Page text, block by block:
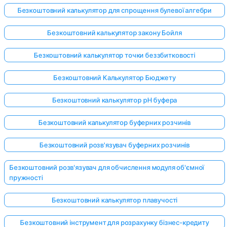
Безкоштовний калькулятор для спрощення булевої алгебри
Безкоштовний калькулятор закону Бойля
Безкоштовний калькулятор точки беззбитковості
Безкоштовний Калькулятор Бюджету
Безкоштовний калькулятор pH буфера
Безкоштовний калькулятор буферних розчинів
Безкоштовний розв'язувач буферних розчинів
Безкоштовний розв'язувач для обчислення модуля об'ємної
пружності
Безкоштовний калькулятор плавучості
Безкоштовний інструмент для розрахунку бізнес-кредиту